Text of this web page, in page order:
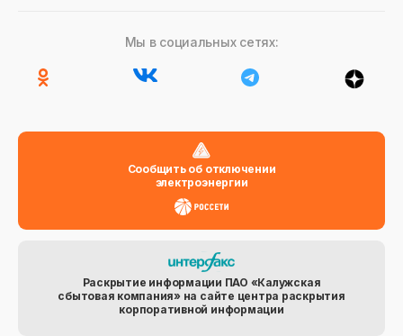
Мы в социальных сетях:
Сообщить об отключении
электроэнергии
Раскрытие информации ПАО «Калужская
сбытовая компания» на сайте центра раскрытия
корпоративной информации